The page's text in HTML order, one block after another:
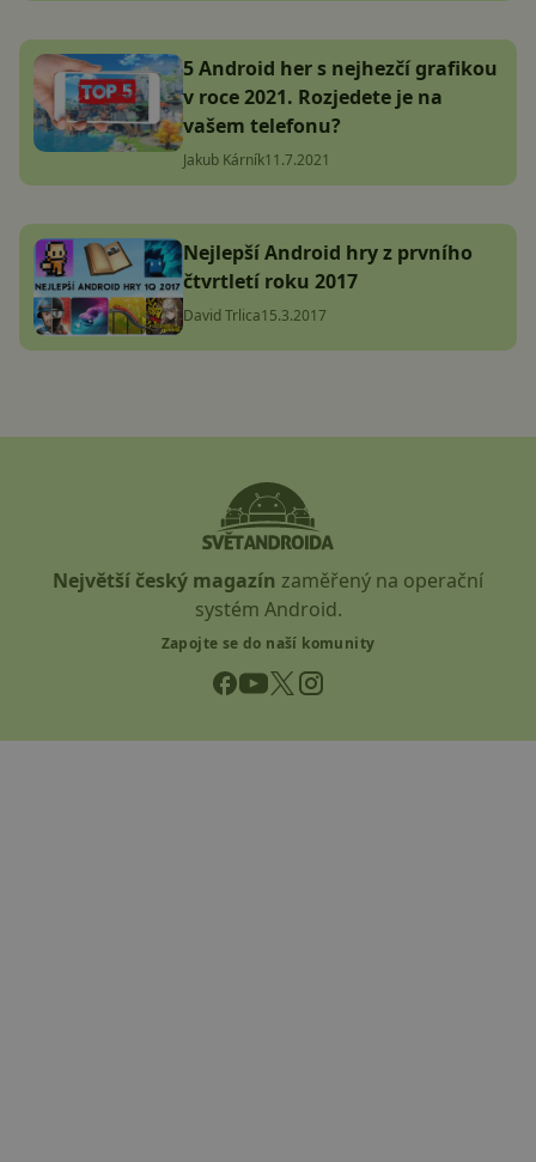
5 Android her s nejhezčí grafikou
v roce 2021. Rozjedete je na
vašem telefonu?
Jakub Kárník11.7.2021
Nejlepší Android hry z prvního
čtvrtletí roku 2017
David Trlica15.3.2017
Největší český magazín zaměřený na operační
systém Android.
Zapojte se do naší komunity